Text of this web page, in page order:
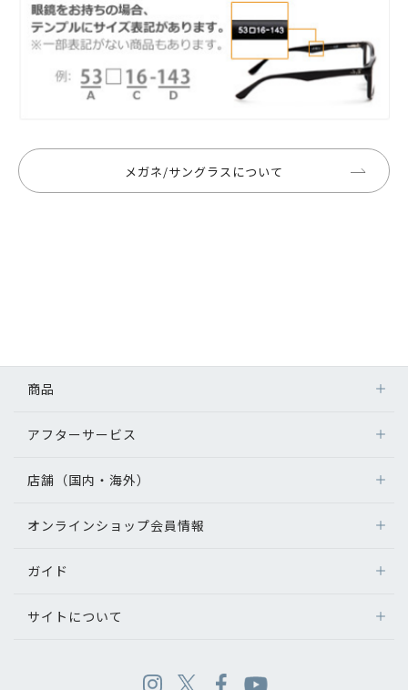
メガネ/サングラスについて
商品
アフターサービス
店舗（国内・海外）
オンラインショップ会員情報
ガイド
サイトについて